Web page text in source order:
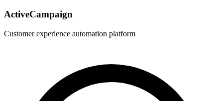
ActiveCampaign
Customer experience automation platform